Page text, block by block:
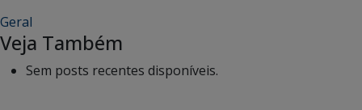
Geral
Veja Também
Sem posts recentes disponíveis.